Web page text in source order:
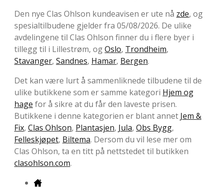
Den nye Clas Ohlson kundeavisen er ute nå zde, og
spesialtilbudene gjelder fra 05/08/2026. De ulike
avdelingene til Clas Ohlson finner du i flere byer i
tillegg til i Lillestrøm, ogOslo, Trondheim,
Stavanger, Sandnes, Hamar, Bergen.
Det kan være lurt å sammenliknede tilbudene til de
ulike butikkene som er samme kategori Hjem og
hage for å sikre at du får den laveste prisen.
Butikkene i denne kategorien er blant annet Jem &
Fix, Clas Ohlson, Plantasjen, Jula, Obs Bygg,
Felleskjøpet, Biltema. Dersom du vil lese mer om
Clas Ohlson, ta en titt på nettstedet til butikken
clasohlson.com.